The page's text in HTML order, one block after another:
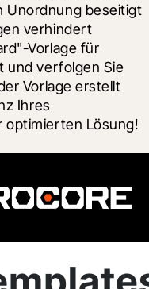
Unordnung beseitigt
verhindert
Vorlage für
und verfolgen Sie
Vorlage erstellt
Ihres
optimierten Lösung!